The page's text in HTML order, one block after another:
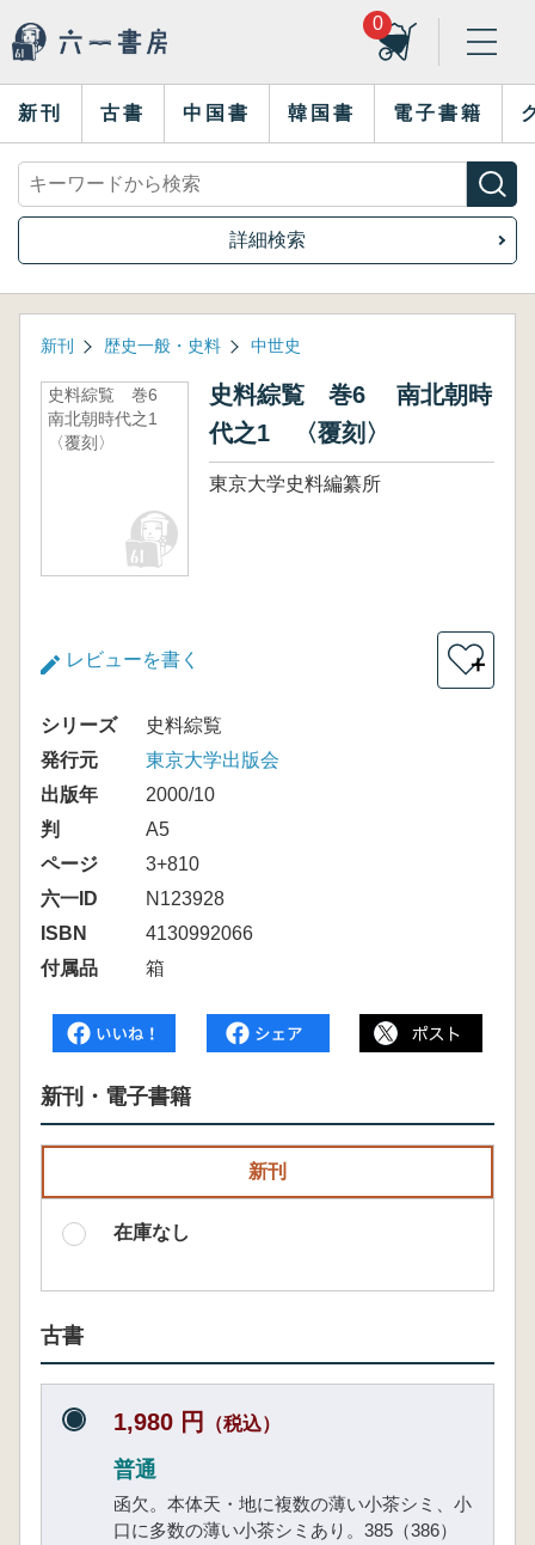
0
新刊 古書 中国書 韓国書 電子書籍
詳細検索
新刊 歴史一般・史料 中世史
史料綜覧 巻6
南北朝時代之1
〈覆刻〉
史料綜覧 巻6 南北朝時
代之1 〈覆刻〉
東京大学史料編纂所
レビューを書く ＋
シリーズ
史料綜覧
発行元
東京大学出版会
出版年
2000/10
判
A5
ページ
3+810
六一ID
N123928
ISBN
4130992066
付属品
箱
新刊・電子書籍
新刊
在庫なし
古書
1,980 円 （税込）
普通
函欠。本体天・地に複数の薄い小茶シミ、小
口に多数の薄い小茶シミあり。385（386）